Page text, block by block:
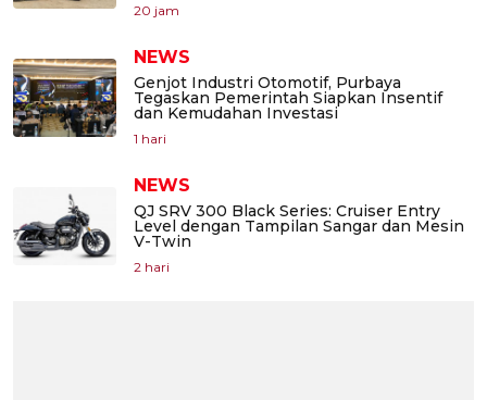
20 jam
NEWS
Genjot Industri Otomotif, Purbaya
Tegaskan Pemerintah Siapkan Insentif
dan Kemudahan Investasi
1 hari
NEWS
QJ SRV 300 Black Series: Cruiser Entry
Level dengan Tampilan Sangar dan Mesin
V-Twin
2 hari